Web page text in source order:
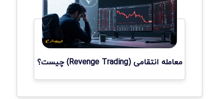
معامله انتقامی (Revenge Trading) چیست؟